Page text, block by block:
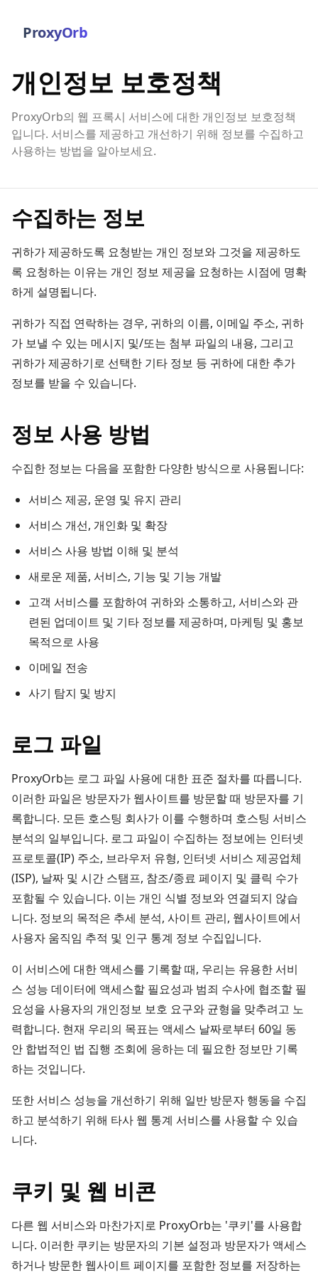
ProxyOrb
개인정보 보호정책
ProxyOrb의 웹 프록시 서비스에 대한 개인정보 보호정책
입니다. 서비스를 제공하고 개선하기 위해 정보를 수집하고
사용하는 방법을 알아보세요.
수집하는 정보
귀하가 제공하도록 요청받는 개인 정보와 그것을 제공하도
록 요청하는 이유는 개인 정보 제공을 요청하는 시점에 명확
하게 설명됩니다.
귀하가 직접 연락하는 경우, 귀하의 이름, 이메일 주소, 귀하
가 보낼 수 있는 메시지 및/또는 첨부 파일의 내용, 그리고
귀하가 제공하기로 선택한 기타 정보 등 귀하에 대한 추가
정보를 받을 수 있습니다.
정보 사용 방법
수집한 정보는 다음을 포함한 다양한 방식으로 사용됩니다:
서비스 제공, 운영 및 유지 관리
서비스 개선, 개인화 및 확장
서비스 사용 방법 이해 및 분석
새로운 제품, 서비스, 기능 및 기능 개발
고객 서비스를 포함하여 귀하와 소통하고, 서비스와 관
련된 업데이트 및 기타 정보를 제공하며, 마케팅 및 홍보
목적으로 사용
이메일 전송
사기 탐지 및 방지
로그 파일
ProxyOrb는 로그 파일 사용에 대한 표준 절차를 따릅니다.
이러한 파일은 방문자가 웹사이트를 방문할 때 방문자를 기
록합니다. 모든 호스팅 회사가 이를 수행하며 호스팅 서비스
분석의 일부입니다. 로그 파일이 수집하는 정보에는 인터넷
프로토콜(IP) 주소, 브라우저 유형, 인터넷 서비스 제공업체
(ISP), 날짜 및 시간 스탬프, 참조/종료 페이지 및 클릭 수가
포함될 수 있습니다. 이는 개인 식별 정보와 연결되지 않습
니다. 정보의 목적은 추세 분석, 사이트 관리, 웹사이트에서
사용자 움직임 추적 및 인구 통계 정보 수집입니다.
이 서비스에 대한 액세스를 기록할 때, 우리는 유용한 서비
스 성능 데이터에 액세스할 필요성과 범죄 수사에 협조할 필
요성을 사용자의 개인정보 보호 요구와 균형을 맞추려고 노
력합니다. 현재 우리의 목표는 액세스 날짜로부터 60일 동
안 합법적인 법 집행 조회에 응하는 데 필요한 정보만 기록
하는 것입니다.
또한 서비스 성능을 개선하기 위해 일반 방문자 행동을 수집
하고 분석하기 위해 타사 웹 통계 서비스를 사용할 수 있습
니다.
쿠키 및 웹 비콘
다른 웹 서비스와 마찬가지로 ProxyOrb는 '쿠키'를 사용합
니다. 이러한 쿠키는 방문자의 기본 설정과 방문자가 액세스
하거나 방문한 웹사이트 페이지를 포함한 정보를 저장하는